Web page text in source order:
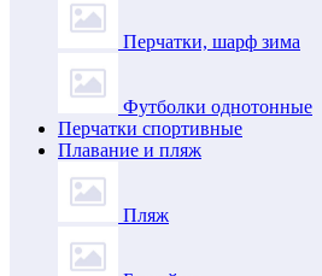
Перчатки, шарф зима
Футболки однотонные
Перчатки спортивные
Плавание и пляж
Пляж